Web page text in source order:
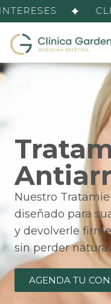
Nuestro
diseñado para
y devolverle
sin perder
AGENDA TU